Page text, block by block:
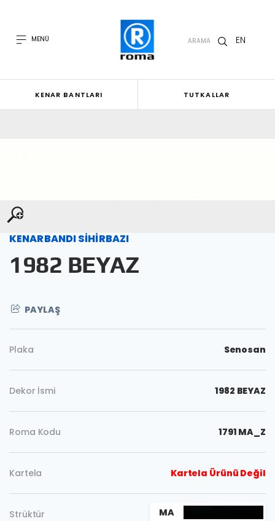
MENÜ ARAMA EN
KENAR BANTLARI TUTKALLAR
KENARBANDI SİHİRBAZI
1982 BEYAZ
PAYLAŞ
Plaka Senosan
Dekor İsmi 1982 BEYAZ
Roma Kodu 1791 MA_Z
Kartela Kartela Ürünü Değil
Strüktür MA